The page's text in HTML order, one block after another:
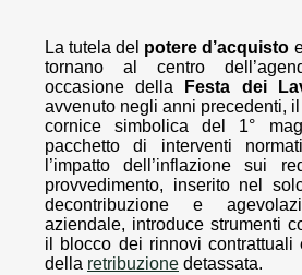
La tutela del potere d’acquisto
tornano al centro
occasione della
Festa dei
avvenuto negli anni precedenti, il
cornice simbolica del 1°
pacchetto di interventi
l’impatto dell’inflazione sui
provvedimento, inserito nel
decontribuzione e
aziendale, introduce strumenti
il blocco dei rinnovi contrattuali
della retribuzione detassata.